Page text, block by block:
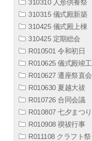
310310 人形供養祭
310315 儀式殿新築
310425 儀式殿上棟
310425 定期総会
R010501 令和初日
R010625 儀式殿竣工
R010627 遷座祭直会
R010630 夏越大祓
R010726 合同会議
R010807 七夕まつり
R010908 禊祓行事
R011108 クラフト祭